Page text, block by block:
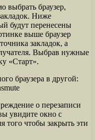
выбрать браузер,
Ниже
будут перенесены
выше браузер
закладок, а
Выбрав нужные
«Старт».
о перезаписи
увидите окно с
того чтобы закрыть эти